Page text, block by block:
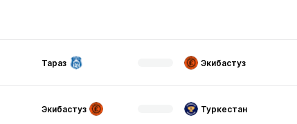
Тараз Экибастуз
Экибастуз Туркестан